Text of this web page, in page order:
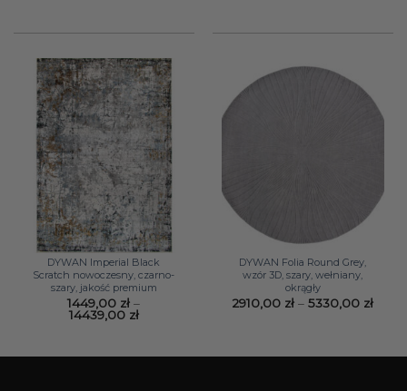
do
DYWAN Imperial Black
Scratch nowoczesny, czarno-
szary, jakość premium
1449,00 zł –
14439,00 złZakres
do
DYWAN Folia Round Grey,
wzór 3D, szary, wełniany,
okrągły
2910,00 zł – 5330,00 zł